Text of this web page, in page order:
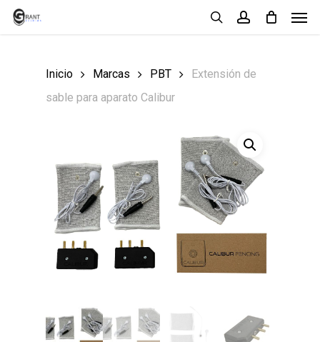
Skip
Inicio Marcas PBT
Extensión de
sable para aparato Calibur